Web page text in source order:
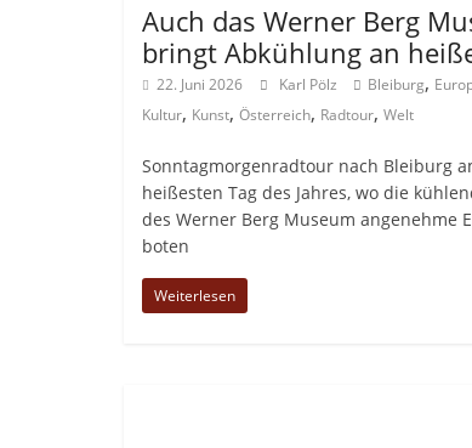
Auch das Werner Berg
bringt Abkühlung an
22. Juni 2026 Karl Pölz Bleiburg,
Kultur, Kunst, Österreich, Radtour, Welt
Sonntagmorgenradtour nach Bleiburg
heißesten Tag des Jahres, wo die
des Werner Berg Museum angenehme
boten
Weiterlesen